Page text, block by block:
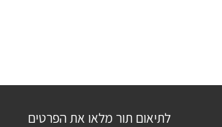
לתיאום תור מלאו את הפרטים